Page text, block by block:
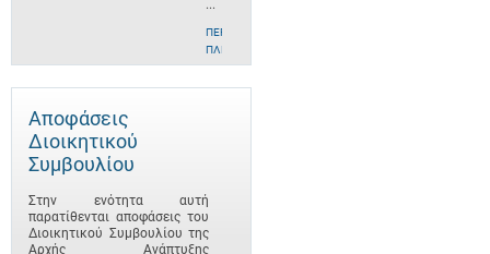
...
ΠΕΡΙΣΣΌΤΕΡΕΣ
ΠΛΗΡΟΦΟΡΊΕΣ
Αποφάσεις
Διοικητικού
Συμβουλίου
Στην ενότητα αυτή
παρατίθενται αποφάσεις του
Διοικητικού Συμβουλίου της
Αρχής Ανάπτυξης